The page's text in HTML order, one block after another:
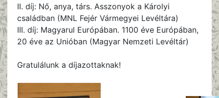
II. díj: Nő, anya, társ. Asszonyok a Károlyi
családban (MNL Fejér Vármegyei Levéltára)
III. díj: Magyarul Európában. 1100 éve Európában,
20 éve az Unióban (Magyar Nemzeti Levéltár)
Gratulálunk a díjazottaknak!